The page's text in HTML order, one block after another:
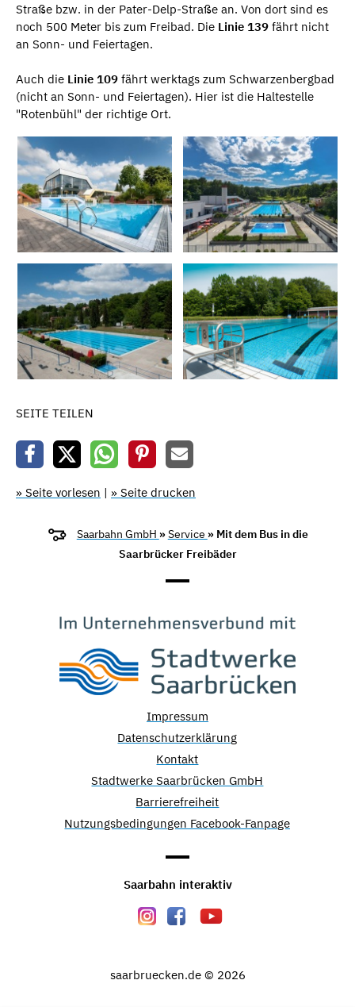
Straße bzw. in der Pater-Delp-Straße an. Von dort sind es
noch 500 Meter bis zum Freibad. Die Linie 139 fährt nicht
an Sonn- und Feiertagen.
Auch die Linie 109 fährt werktags zum Schwarzenbergbad
(nicht an Sonn- und Feiertagen). Hier ist die Haltestelle
"Rotenbühl" der richtige Ort.
SEITE TEILEN
» Seite vorlesen | » Seite drucken
Saarbahn GmbH »Service » Mit dem Bus in die
Saarbrücker Freibäder
Impressum
Datenschutzerklärung
Kontakt
Stadtwerke Saarbrücken GmbH
Barrierefreiheit
Nutzungsbedingungen Facebook-Fanpage
Saarbahn interaktiv
saarbruecken.de © 2026